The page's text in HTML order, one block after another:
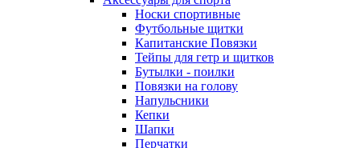
Носки спортивные
Футбольные щитки
Капитанские Повязки
Тейпы для гетр и щитков
Бутылки - поилки
Повязки на голову
Напульсники
Кепки
Шапки
Перчатки